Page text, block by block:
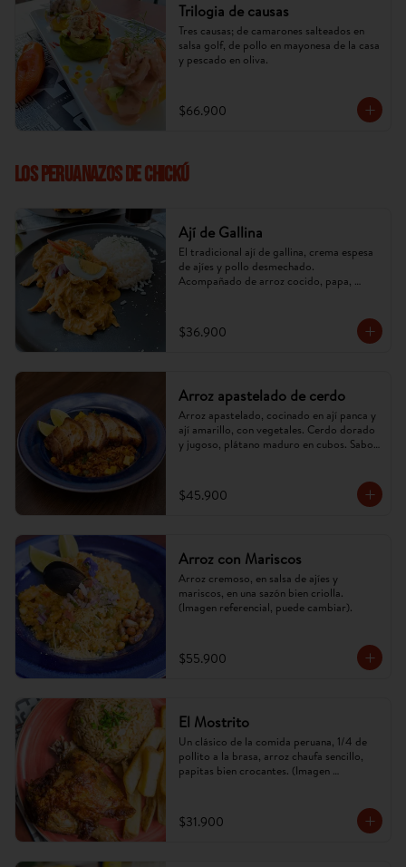
Trilogia de causas
Tres causas; de camarones salteados en
salsa golf, de pollo en mayonesa de la casa
y pescado en oliva.
$66.900
LOS PERUANAZOS DE CHICKÚ
Ají de Gallina
El tradicional ají de gallina, crema espesa
de ajíes y pollo desmechado.
Acompañado de arroz cocido, papa,
$36.900
Arroz apastelado de cerdo
Arroz apastelado, cocinado en ají panca y
ají amarillo, con vegetales. Cerdo dorado
y jugoso, plátano maduro en cubos. Sabor
$45.900
Arroz con Mariscos
Arroz cremoso, en salsa de ajíes y
mariscos, en una sazón bien criolla.
(Imagen referencial, puede cambiar).
$55.900
El Mostrito
Un clásico de la comida peruana, 1/4 de
pollito a la brasa, arroz chaufa sencillo,
papitas bien crocantes. (Imagen
$31.900